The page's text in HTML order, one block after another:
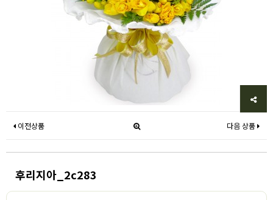
이전상품 다음 상품
후리지아_2c283